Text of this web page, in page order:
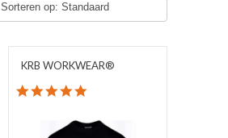
Sorteren op: Standaard
KRB WORKWEAR®
5.0 star rating